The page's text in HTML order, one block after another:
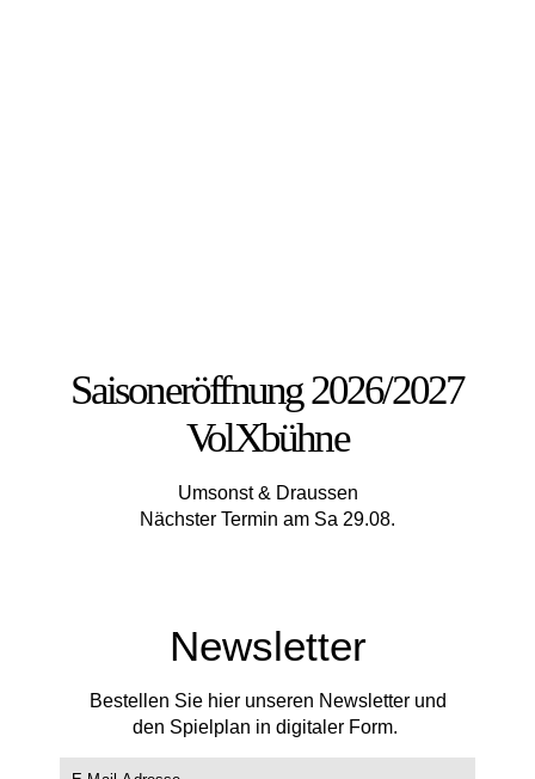
Saisoneröffnung 2026/2027
VolXbühne
Umsonst & Draussen
Nächster Termin am Sa 29.08.
Newsletter
Bestellen Sie hier unseren Newsletter und
den Spielplan in digitaler Form.